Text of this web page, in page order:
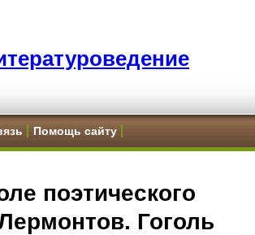
Помощь сайту
поэтического
Гоголь